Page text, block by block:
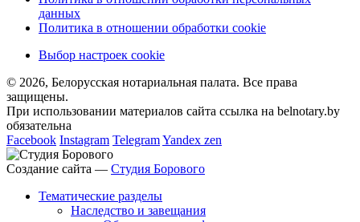
данных
Политика в отношении обработки cookie
Выбор настроек cookie
© 2026, Белорусская нотариальная палата. Все права
защищены.
При использовании материалов сайта ссылка на belnotary.by
обязательна
Facebook Instagram TelegramYandex zen
Создание сайта — Студия Борового
Тематические разделы
Наследство и завещания